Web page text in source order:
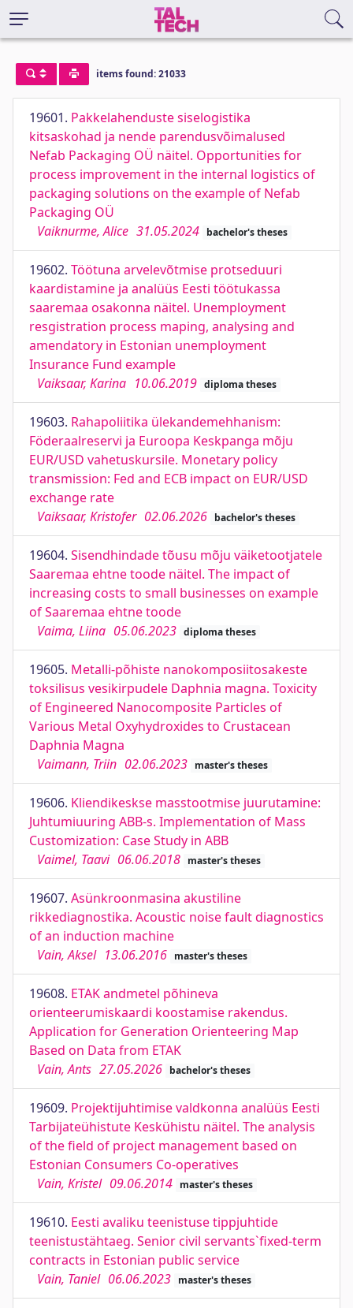
items found: 21033
19601. Pakkelahenduste siselogistika
kitsaskohad ja nende parendusvõimalused
Nefab Packaging OÜ näitel. Opportunities for
process improvement in the internal logistics of
packaging solutions on the example of Nefab
Packaging OÜ
Vaiknurme, Alice 31.05.2024 bachelor's theses
19602. Töötuna arvelevõtmise protseduuri
kaardistamine ja analüüs Eesti töötukassa
saaremaa osakonna näitel. Unemployment
resgistration process maping, analysing and
amendatory in Estonian unemployment
Insurance Fund example
Vaiksaar, Karina 10.06.2019 diploma theses
19603. Rahapoliitika ülekandemehhanism:
Föderaalreservi ja Euroopa Keskpanga mõju
EUR/USD vahetuskursile. Monetary policy
transmission: Fed and ECB impact on EUR/USD
exchange rate
Vaiksaar, Kristofer 02.06.2026 bachelor's theses
19604. Sisendhindade tõusu mõju väiketootjatele
Saaremaa ehtne toode näitel. The impact of
increasing costs to small businesses on example
of Saaremaa ehtne toode
Vaima, Liina 05.06.2023 diploma theses
19605. Metalli-põhiste nanokomposiitosakeste
toksilisus vesikirpudele Daphnia magna. Toxicity
of Engineered Nanocomposite Particles of
Various Metal Oxyhydroxides to Crustacean
Daphnia Magna
Vaimann, Triin 02.06.2023 master's theses
19606. Kliendikeskse masstootmise juurutamine:
Juhtumiuuring ABB-s. Implementation of Mass
Customization: Case Study in ABB
Vaimel, Taavi 06.06.2018 master's theses
19607. Asünkroonmasina akustiline
rikkediagnostika. Acoustic noise fault diagnostics
of an induction machine
Vain, Aksel 13.06.2016 master's theses
19608. ETAK andmetel põhineva
orienteerumiskaardi koostamise rakendus.
Application for Generation Orienteering Map
Based on Data from ETAK
Vain, Ants 27.05.2026 bachelor's theses
19609. Projektijuhtimise valdkonna analüüs Eesti
Tarbijateühistute Keskühistu näitel. The analysis
of the field of project management based on
Estonian Consumers Co-operatives
Vain, Kristel 09.06.2014 master's theses
19610. Eesti avaliku teenistuse tippjuhtide
teenistustähtaeg. Senior civil servants`fixed-term
contracts in Estonian public service
Vain, Taniel 06.06.2023 master's theses